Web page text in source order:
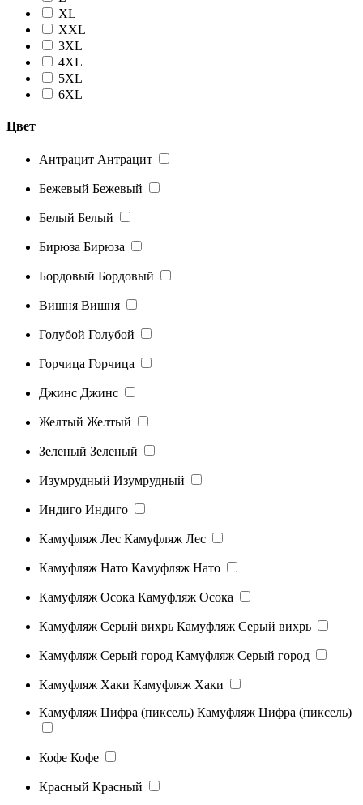
XL
XXL
3XL
4XL
5XL
6XL
Цвет
Антрацит Антрацит
Бежевый Бежевый
Белый Белый
Бирюза Бирюза
Бордовый Бордовый
Вишня Вишня
Голубой Голубой
Горчица Горчица
Джинс Джинс
Желтый Желтый
Зеленый Зеленый
Изумрудный Изумрудный
Индиго Индиго
Камуфляж Лес Камуфляж Лес
Камуфляж Нато Камуфляж Нато
Камуфляж Осока Камуфляж Осока
Камуфляж Серый вихрь Камуфляж Серый вихрь
Камуфляж Серый город Камуфляж Серый город
Камуфляж Хаки Камуфляж Хаки
Камуфляж Цифра (пиксель) Камуфляж Цифра (пиксель)
Кофе Кофе
Красный Красный